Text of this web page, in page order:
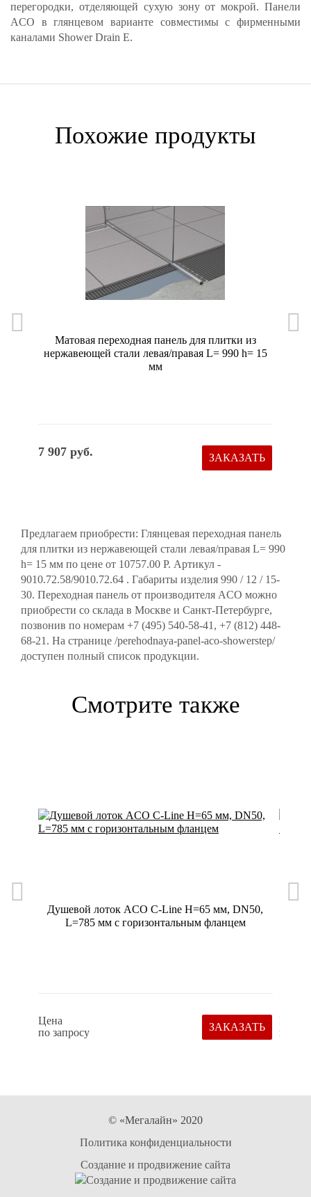
перегородки, отделяющей сухую зону от мокрой. Панели
ACO в глянцевом варианте совместимы с фирменными
каналами Shower Drain E.
Похожие продукты
Матовая переходная панель для плитки из
нержавеющей стали левая/правая L= 990 h= 15
мм
7 907 руб. ЗАКАЗАТЬ
Предлагаем приобрести: Глянцевая переходная панель
для плитки из нержавеющей стали левая/правая L= 990
h= 15 мм по цене от 10757.00 Р. Артикул -
9010.72.58/9010.72.64 . Габариты изделия 990 / 12 / 15-
30. Переходная панель от производителя ACO можно
приобрести со склада в Москве и Санкт-Петербурге,
позвонив по номерам +7 (495) 540-58-41, +7 (812) 448-
68-21. На странице /perehodnaya-panel-aco-showerstep/
доступен полный список продукции.
Смотрите также
Душевой лоток ACO С-Line H=65 мм, DN50,
L=785 мм c горизонтальным фланцем
Цена
по запросу
ЗАКАЗАТЬ
Цена
по
© «Мегалайн» 2020
Политика конфиденциальности
Создание и продвижение сайта